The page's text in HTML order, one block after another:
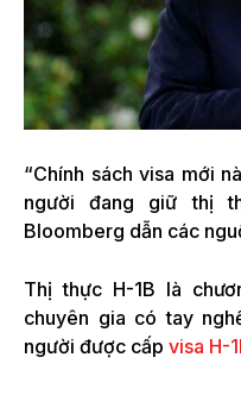
“Chính sách visa mới
người đang giữ thị
Bloomberg dẫn các
Thị thực H-1B là
chuyên gia có tay
người được cấp visa H-